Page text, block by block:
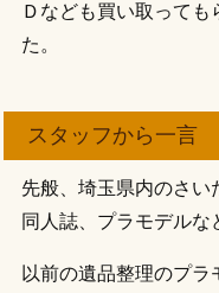
Ｄなども買い取って
た。
スタッフから一言
先般、埼玉県内のさい
同人誌、プラモデルな
以前の遺品整理のプ